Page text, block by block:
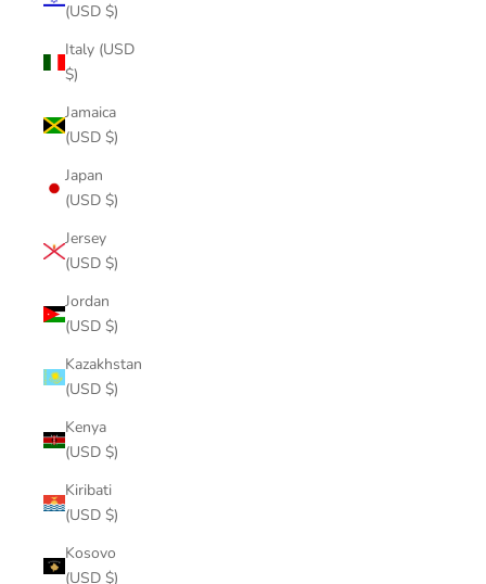
(USD $)
Italy (USD
$)
Jamaica
(USD $)
Japan
(USD $)
Jersey
(USD $)
Jordan
(USD $)
Kazakhstan
(USD $)
Kenya
(USD $)
Kiribati
(USD $)
Kosovo
(USD $)